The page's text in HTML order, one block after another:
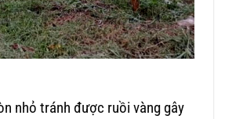
nhỏ tránh được ruồi vàng gây